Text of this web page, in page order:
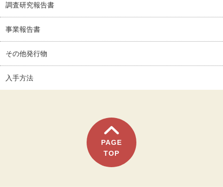
調査研究報告書
事業報告書
その他発行物
入手方法
PAGE
TOP